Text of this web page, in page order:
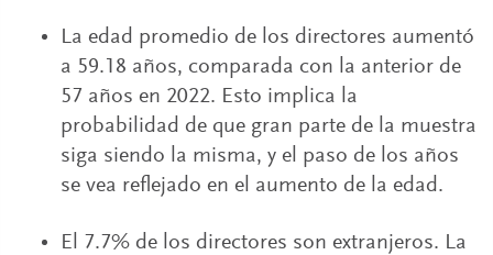
La edad promedio de los directores aumentó
a 59.18 años, comparada con la anterior de
57 años en 2022. Esto implica la
probabilidad de que gran parte de la muestra
siga siendo la misma, y el paso de los años
se vea reflejado en el aumento de la edad.
El 7.7% de los directores son extranjeros. La